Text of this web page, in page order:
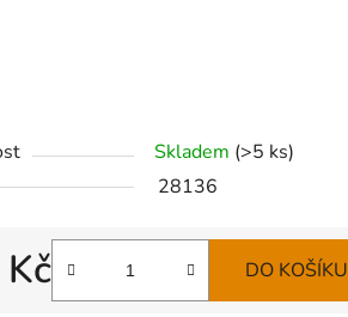
Skladem (>5 ks)
28136
DO KOŠÍKU